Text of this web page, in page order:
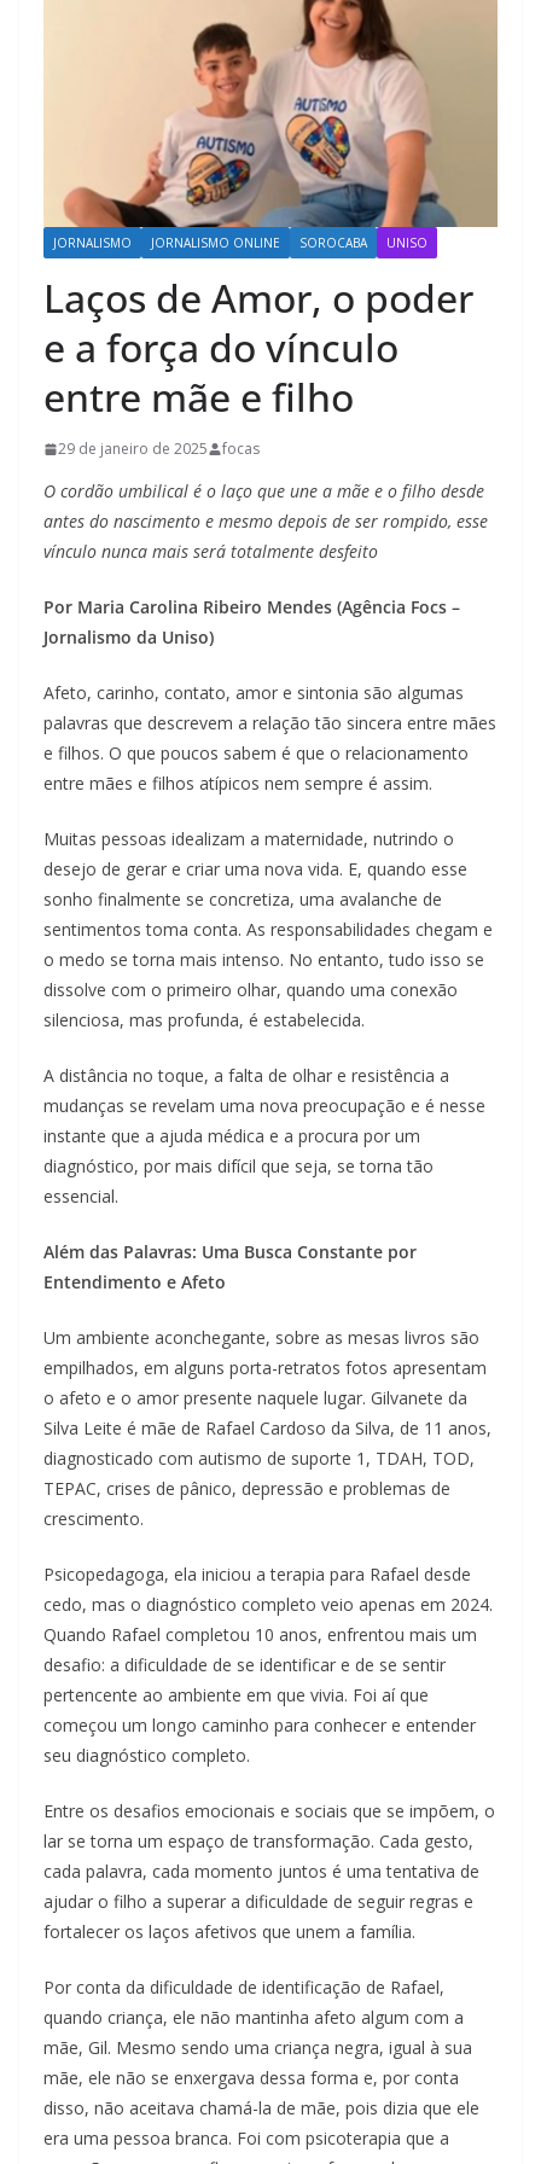
JORNALISMO JORNALISMO ONLINE SOROCABA UNISO
Laços de Amor, o poder
e a força do vínculo
entre mãe e filho
29 de janeiro de 2025 focas
O cordão umbilical é o laço que une a mãe e o filho desde
antes do nascimento e mesmo depois de ser rompido, esse
vínculo nunca mais será totalmente desfeito
Por Maria Carolina Ribeiro Mendes (Agência Focs –
Jornalismo da Uniso)
Afeto, carinho, contato, amor e sintonia são algumas
palavras que descrevem a relação tão sincera entre mães
e filhos. O que poucos sabem é que o relacionamento
entre mães e filhos atípicos nem sempre é assim.
Muitas pessoas idealizam a maternidade, nutrindo o
desejo de gerar e criar uma nova vida. E, quando esse
sonho finalmente se concretiza, uma avalanche de
sentimentos toma conta. As responsabilidades chegam e
o medo se torna mais intenso. No entanto, tudo isso se
dissolve com o primeiro olhar, quando uma conexão
silenciosa, mas profunda, é estabelecida.
A distância no toque, a falta de olhar e resistência a
mudanças se revelam uma nova preocupação e é nesse
instante que a ajuda médica e a procura por um
diagnóstico, por mais difícil que seja, se torna tão
essencial.
Além das Palavras: Uma Busca Constante por
Entendimento e Afeto
Um ambiente aconchegante, sobre as mesas livros são
empilhados, em alguns porta-retratos fotos apresentam
o afeto e o amor presente naquele lugar. Gilvanete da
Silva Leite é mãe de Rafael Cardoso da Silva, de 11 anos,
diagnosticado com autismo de suporte 1, TDAH, TOD,
TEPAC, crises de pânico, depressão e problemas de
crescimento.
Psicopedagoga, ela iniciou a terapia para Rafael desde
cedo, mas o diagnóstico completo veio apenas em 2024.
Quando Rafael completou 10 anos, enfrentou mais um
desafio: a dificuldade de se identificar e de se sentir
pertencente ao ambiente em que vivia. Foi aí que
começou um longo caminho para conhecer e entender
seu diagnóstico completo.
Entre os desafios emocionais e sociais que se impõem, o
lar se torna um espaço de transformação. Cada gesto,
cada palavra, cada momento juntos é uma tentativa de
ajudar o filho a superar a dificuldade de seguir regras e
fortalecer os laços afetivos que unem a família.
Por conta da dificuldade de identificação de Rafael,
quando criança, ele não mantinha afeto algum com a
mãe, Gil. Mesmo sendo uma criança negra, igual à sua
mãe, ele não se enxergava dessa forma e, por conta
disso, não aceitava chamá-la de mãe, pois dizia que ele
era uma pessoa branca. Foi com psicoterapia que a